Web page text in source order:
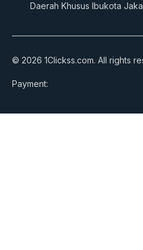
Daerah Khusus Ibukota
© 2026 1Clickss.com. All rights
Payment: